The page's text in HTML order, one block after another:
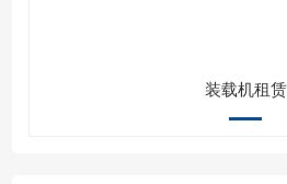
装载机租赁